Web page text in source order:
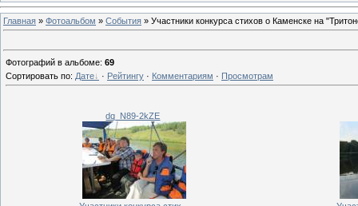
Главная » Фотоальбом » События » Участники конкурса стихов о Каменске на
Фотографий в альбоме: 69
Сортировать по: Дате · Рейтингу · Комментариям · Просмотрам
dq_N89-2kZE